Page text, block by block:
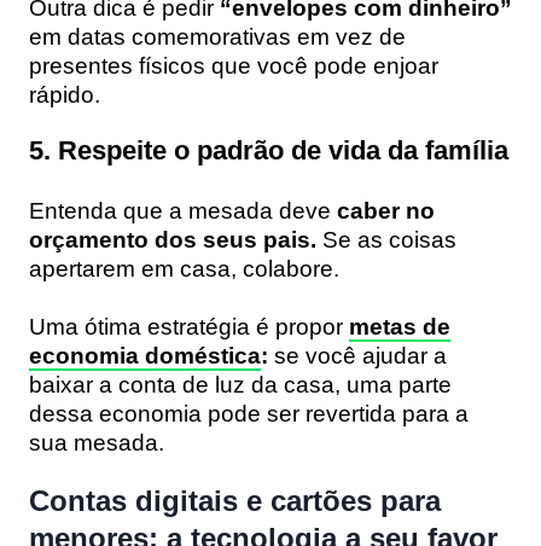
Outra dica é pedir “envelopes com dinheiro”
em datas comemorativas em vez de
presentes físicos que você pode enjoar
rápido.
5. Respeite o padrão de vida da família
Entenda que a mesada deve caber no
orçamento dos seus pais. Se as coisas
apertarem em casa, colabore.
Uma ótima estratégia é propor metas de
economia doméstica: se você ajudar a
baixar a conta de luz da casa, uma parte
dessa economia pode ser revertida para a
sua mesada.
Contas digitais e cartões para
menores: a tecnologia a seu favor